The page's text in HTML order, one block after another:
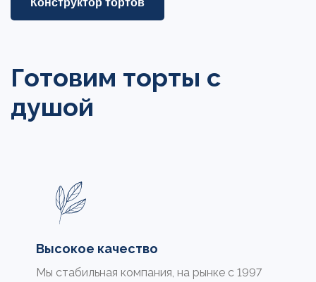
Конструктор тортов
Готовим торты с
душой
Высокое качество
Мы стабильная компания, на рынке с 1997